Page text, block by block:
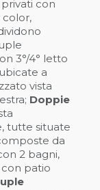
con
color,
3°/4° letto
a
vista
Doppie
tutte situate
da
2 bagni,
patio